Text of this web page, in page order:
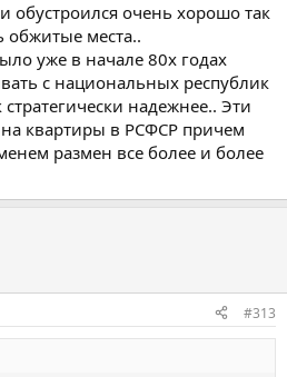
обустроился очень хорошо так
обжитые места..
уже в начале 80х годах
с национальных республик
надежнее.. Эти
квартиры в РСФСР причем
размен все более и более
#313